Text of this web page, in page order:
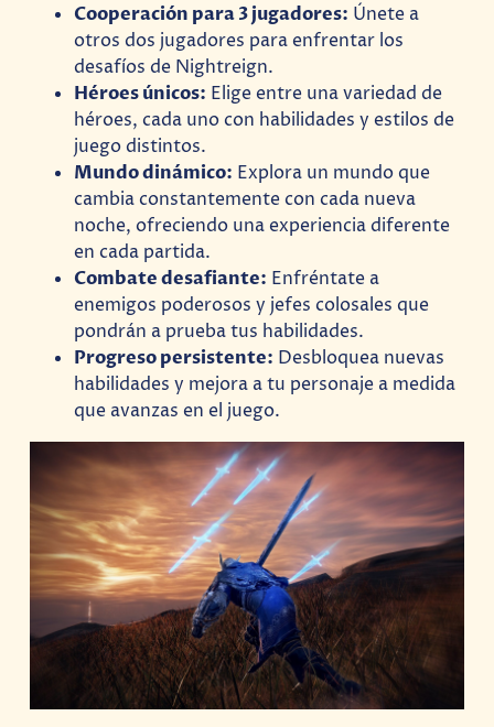
Cooperación para 3 jugadores: Únete a
otros dos jugadores para enfrentar los
desafíos de Nightreign.
Héroes únicos: Elige entre una variedad de
héroes, cada uno con habilidades y estilos de
juego distintos.
Mundo dinámico: Explora un mundo que
cambia constantemente con cada nueva
noche, ofreciendo una experiencia diferente
en cada partida.
Combate desafiante: Enfréntate a
enemigos poderosos y jefes colosales que
pondrán a prueba tus habilidades.
Progreso persistente: Desbloquea nuevas
habilidades y mejora a tu personaje a medida
que avanzas en el juego.